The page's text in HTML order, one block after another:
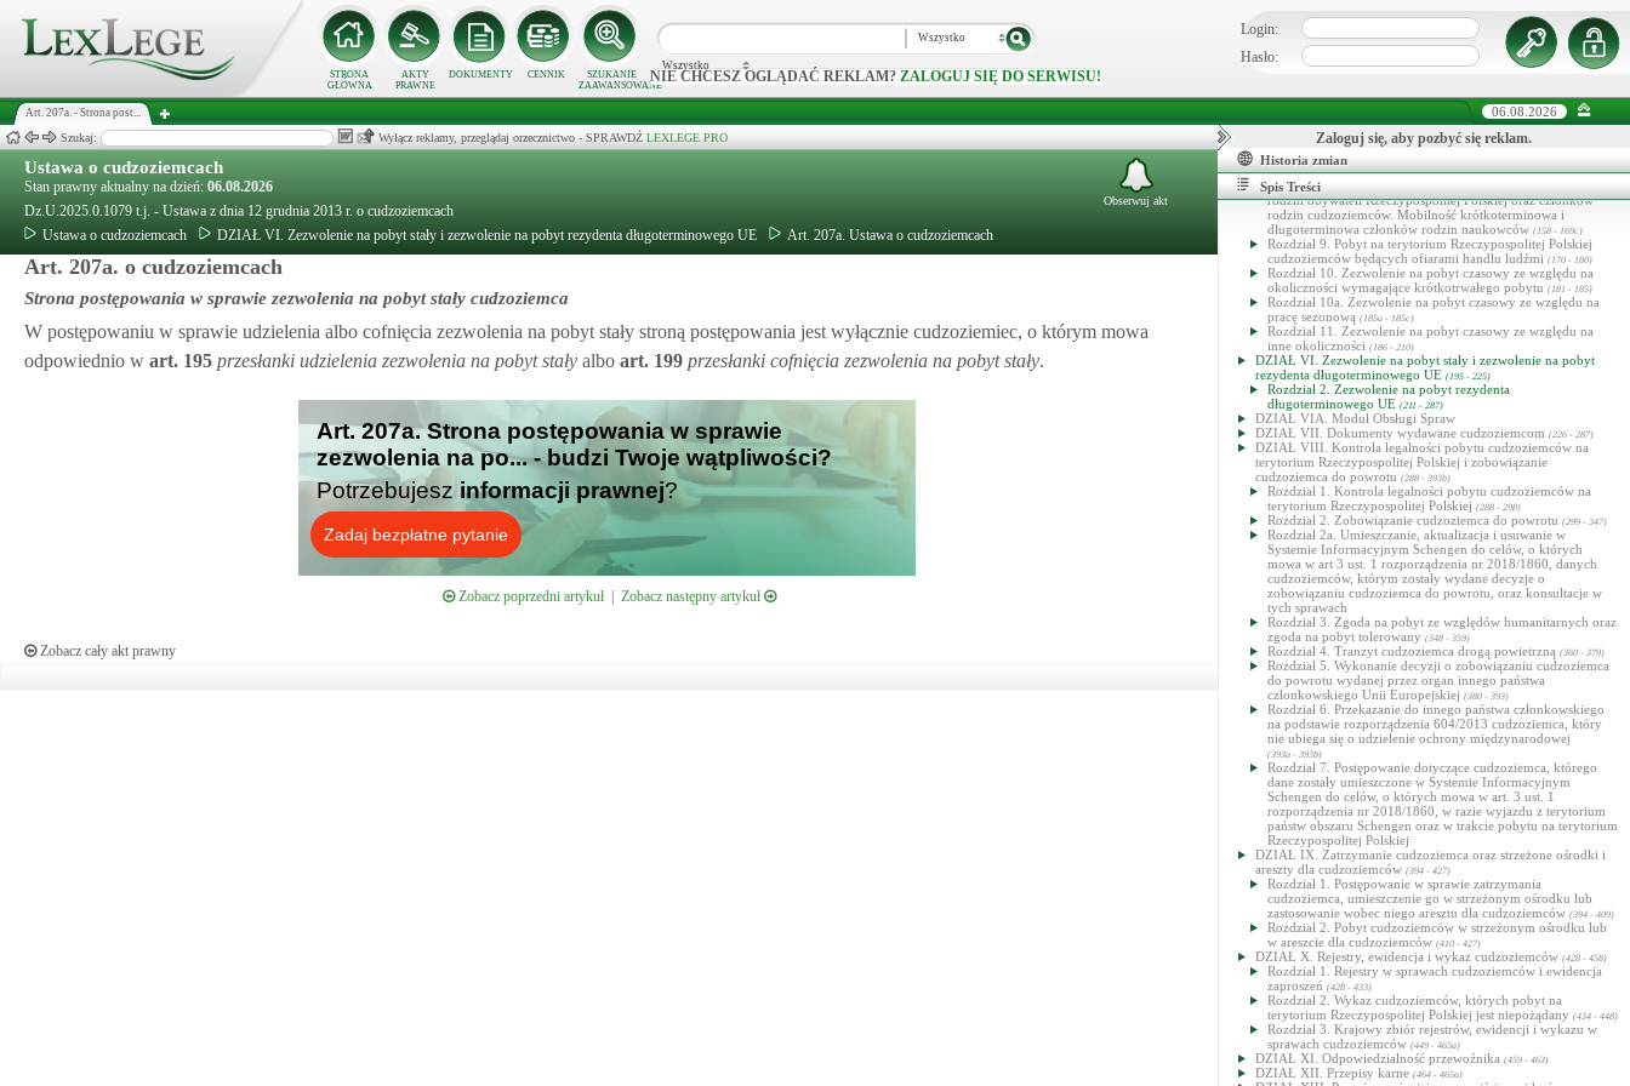
STRONA
GŁÓWNA
AKTY
PRAWNE
DOKUMENTY CENNIK
SZUKANIE
ZAAWANSOWANE
Wszystko
Wszystko
NIE CHCESZ OGLĄDAĆ REKLAM? ZALOGUJ SIĘ DO SERWISU!
Login:
Hasło:
Art. 207a. - Strona post... 06.08.2026
Szukaj: Wyłącz reklamy, przeglądaj orzecznictwo - SPRAWDŹ LEXLEGE PRO
Ustawa o cudzoziemcach
Stan prawny aktualny na dzień: 06.08.2026
Dz.U.2025.0.1079 t.j. - Ustawa z dnia 12 grudnia 2013 r. o cudzoziemcach
Ustawa o cudzoziemcach
DZIAŁ VI. Zezwolenie na pobyt stały i zezwolenie na pobyt rezydenta długoterminowego UE Art. 207a. Ustawa o cudzoziemcach
Obserwuj akt
Art. 207a. o cudzoziemcach
Strona postępowania w sprawie zezwolenia na pobyt stały cudzoziemca
W postępowaniu w sprawie udzielenia albo cofnięcia zezwolenia na pobyt stały stroną postępowania jest wyłącznie cudzoziemiec, o którym mowa
odpowiednio w art. 195 przesłanki udzielenia zezwolenia na pobyt stały albo art. 199 przesłanki cofnięcia zezwolenia na pobyt stały.
Art. 207a. Strona postępowania w sprawie
zezwolenia na po... - budzi Twoje wątpliwości?
Potrzebujesz informacji prawnej?
Zadaj bezpłatne pytanie
Zobacz poprzedni artykuł| Zobacz następny artykuł
Zobacz cały akt prawny
Zaloguj się, aby pozbyć się reklam.
Historia zmian
Spis Treści
Rozdział 5. Zezwolenie na pobyt czasowy w celu prowadzenia
działalności gospodarczej(142 - 143a)
Rozdział 6. Zezwolenie na pobyt czasowy w celu kształcenia
się na studiach. Mobilność studenta
badań naukowych. Mobilność krótkoterminowa i
Rozdział 7a. Zezwolenie na pobyt czasowy dla stażysty
(157a - 157f)
Rozdział 7b. Zezwolenie na pobyt czasowy dla wolontariusza
(157g - 157l)
Rozdział 8. Zezwolenie na pobyt czasowy dla członków
rodzin obywateli Rzeczypospolitej Polskiej oraz członków
rodzin cudzoziemców. Mobilność krótkoterminowa i
długoterminowa członków rodzin naukowców (158 - 169c)
Rozdział 9. Pobyt na terytorium Rzeczypospolitej Polskiej
cudzoziemców będących ofiarami handlu ludźmi (170 - 180)
Rozdział 10. Zezwolenie na pobyt czasowy ze względu na
okoliczności wymagające krótkotrwałego pobytu (181 - 185)
Rozdział 10a. Zezwolenie na pobyt czasowy ze względu na
pracę sezonową (185a - 185c)
Rozdział 11. Zezwolenie na pobyt czasowy ze względu na
inne okoliczności (186 - 210)
DZIAŁ VI. Zezwolenie na pobyt stały i zezwolenie na pobyt
rezydenta długoterminowego UE (195 - 225)
Rozdział 2. Zezwolenie na pobyt rezydenta
długoterminowego UE (211 - 287)
DZIAŁ VIA. Moduł Obsługi Spraw
DZIAŁ VII. Dokumenty wydawane cudzoziemcom (226 - 287)
DZIAŁ VIII. Kontrola legalności pobytu cudzoziemców na
terytorium Rzeczypospolitej Polskiej i zobowiązanie
cudzoziemca do powrotu (288 - 393b)
Rozdział 1. Kontrola legalności pobytu cudzoziemców na
terytorium Rzeczypospolitej Polskiej (288 - 298)
Rozdział 2. Zobowiązanie cudzoziemca do powrotu (299 - 347)
Rozdział 2a. Umieszczanie, aktualizacja i usuwanie w
Systemie Informacyjnym Schengen do celów, o których
mowa w art 3 ust. 1 rozporządzenia nr 2018/1860, danych
cudzoziemców, którym zostały wydane decyzje o
zobowiązaniu cudzoziemca do powrotu, oraz konsultacje w
tych sprawach
Rozdział 3. Zgoda na pobyt ze względów humanitarnych oraz
zgoda na pobyt tolerowany (348 - 359)
Rozdział 4. Tranzyt cudzoziemca drogą powietrzną (360 - 379)
Rozdział 5. Wykonanie decyzji o zobowiązaniu cudzoziemca
do powrotu wydanej przez organ innego państwa
członkowskiego Unii Europejskiej (380 - 393)
Rozdział 6. Przekazanie do innego państwa członkowskiego
na podstawie rozporządzenia 604/2013 cudzoziemca, który
nie ubiega się o udzielenie ochrony międzynarodowej
(393a - 393b)
Rozdział 7. Postępowanie dotyczące cudzoziemca, którego
dane zostały umieszczone w Systemie Informacyjnym
Schengen do celów, o których mowa w art. 3 ust. 1
rozporządzenia nr 2018/1860, w razie wyjazdu z terytorium
państw obszaru Schengen oraz w trakcie pobytu na terytorium
Rzeczypospolitej Polskiej
DZIAŁ IX. Zatrzymanie cudzoziemca oraz strzeżone ośrodki i
areszty dla cudzoziemców (394 - 427)
Rozdział 1. Postępowanie w sprawie zatrzymania
cudzoziemca, umieszczenie go w strzeżonym ośrodku lub
zastosowanie wobec niego aresztu dla cudzoziemców (394 - 409)
Rozdział 2. Pobyt cudzoziemców w strzeżonym ośrodku lub
w areszcie dla cudzoziemców (410 - 427)
DZIAŁ X. Rejestry, ewidencja i wykaz cudzoziemców (428 - 458)
Rozdział 1. Rejestry w sprawach cudzoziemców i ewidencja
zaproszeń (428 - 433)
Rozdział 2. Wykaz cudzoziemców, których pobyt na
terytorium Rzeczypospolitej Polskiej jest niepożądany (434 - 448)
Rozdział 3. Krajowy zbiór rejestrów, ewidencji i wykazu w
sprawach cudzoziemców (449 - 465a)
DZIAŁ XI. Odpowiedzialność przewoźnika (459 - 463)
DZIAŁ XII. Przepisy karne (464 - 465a)